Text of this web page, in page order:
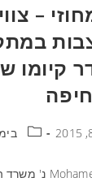
–
קיומו